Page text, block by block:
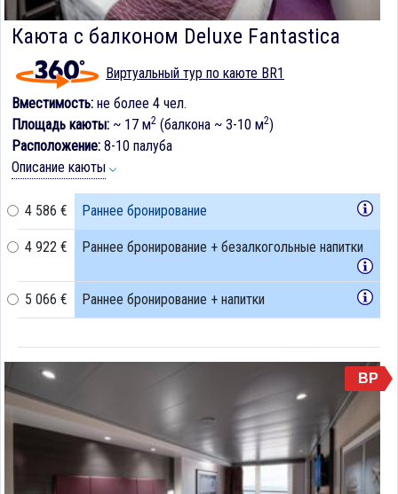
Каюта с балконом Deluxe Fantastica
Виртуальный тур по каюте BR1
Вместимость: не более 4 чел.
Площадь каюты: ~ 17 м2 (балкона ~ 3-10 м2)
Расположение: 8-10 палуба
Описание каюты
4 586 € Раннее бронирование
4 922 € Раннее бронирование + безалкогольные напитки
5 066 € Раннее бронирование + напитки
BP